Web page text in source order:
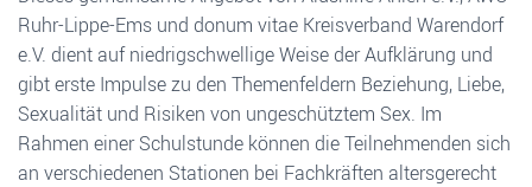
Ruhr-Lippe-Ems und donum vitae Kreisverband Warendorf
e.V. dient auf niedrigschwellige Weise der Aufklärung und
gibt erste Impulse zu den Themenfeldern Beziehung, Liebe,
Sexualität und Risiken von ungeschütztem Sex. Im
Rahmen einer Schulstunde können die Teilnehmenden sich
an verschiedenen Stationen bei Fachkräften altersgerecht